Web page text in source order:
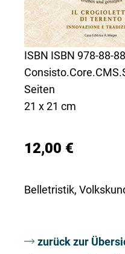
ISBN ISBN 978-88-
Seiten
21 x 21 cm
12,00 €
Belletristik,
zurück zur